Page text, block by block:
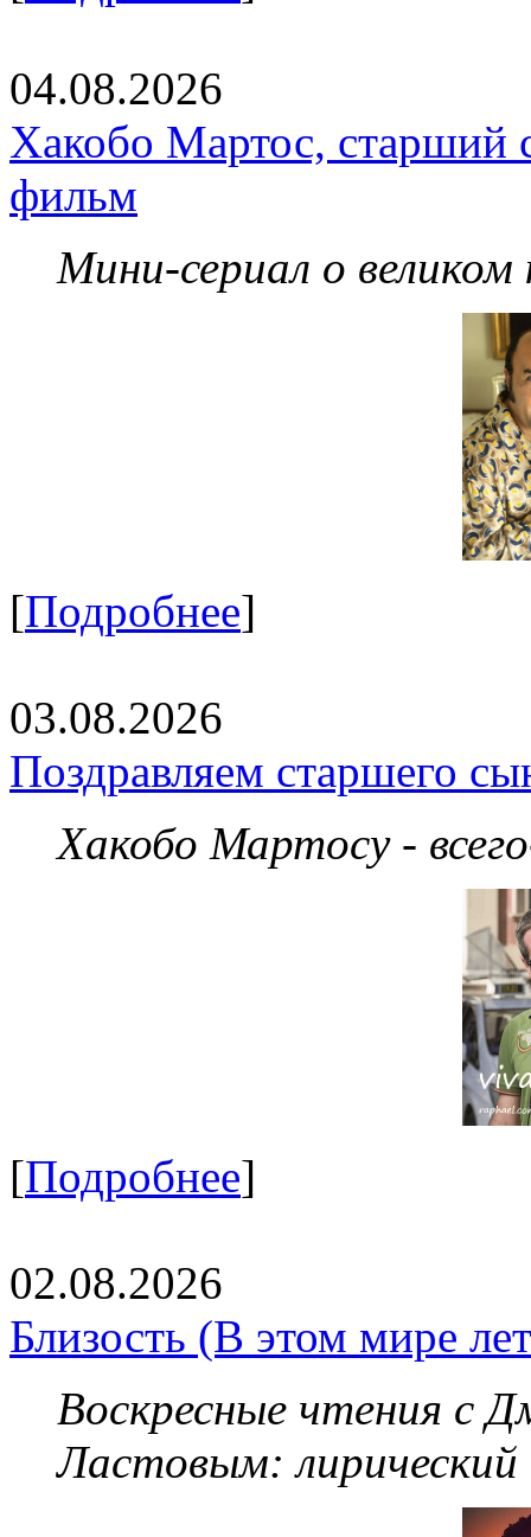
04.08.2026
Хакобо Мартос, старший
фильм
Мини-сериал о великом
[Подробнее]
03.08.2026
Поздравляем старшего
Хакобо Мартосу -
[Подробнее]
02.08.2026
Близость (В этом мире
Воскресные чтения с
Ластовым: